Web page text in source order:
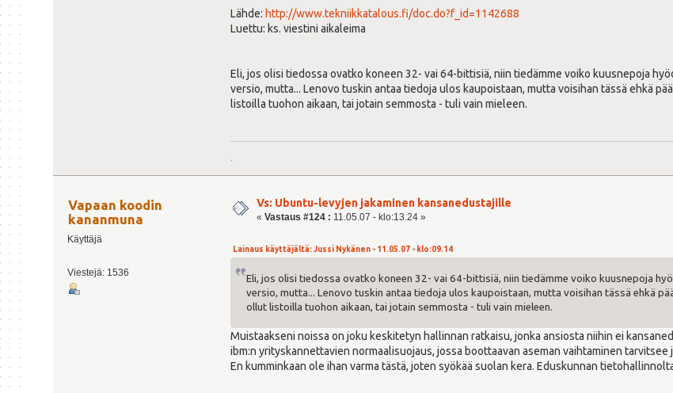
Lähde: http://www.tekniikkatalous.fi/doc.do?f_id=1142688
Luettu: ks. viestini aikaleima
Eli, jos olisi tiedossa ovatko koneen 32- vai 64-bittisiä, niin tiedämme voiko kuusnepoja
versio, mutta... Lenovo tuskin antaa tiedoja ulos kaupoistaan, mutta voisihan tässä ehkä
listoilla tuohon aikaan, tai jotain semmosta - tuli vain mieleen.
Vapaan koodin
kananmuna
Käyttäjä
Viestejä: 1536
Vs: Ubuntu-levyjen jakaminen kansanedustajille
«Vastaus #124 : 11.05.07 - klo:13.24 »
Lainaus käyttäjältä: Jussi Nykänen - 11.05.07 - klo:09.14
Eli, jos olisi tiedossa ovatko koneen 32- vai 64-bittisiä, niin tiedämme voiko kuusnepoja
versio, mutta... Lenovo tuskin antaa tiedoja ulos kaupoistaan, mutta voisihan tässä ehkä
ollut listoilla tuohon aikaan, tai jotain semmosta - tuli vain mieleen.
Muistaakseni noissa on joku keskitetyn hallinnan ratkaisu, jonka ansiosta niihin ei
ibm:n yrityskannettavien normaalisuojaus, jossa boottaavan aseman vaihtaminen
En kumminkaan ole ihan varma tästä, joten syökää suolan kera. Eduskunnan